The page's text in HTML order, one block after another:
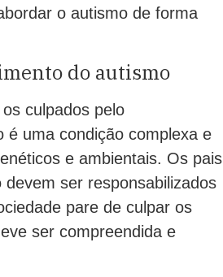
o autismo de forma
do autismo
culpados pelo
é uma condição complexa e
e ambientais. Os pais
ser responsabilizados
pare de culpar os
ser compreendida e